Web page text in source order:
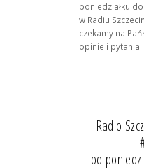
poniedziałku
w Radiu
czekamy na
opinie i pytania.
"Radio
od